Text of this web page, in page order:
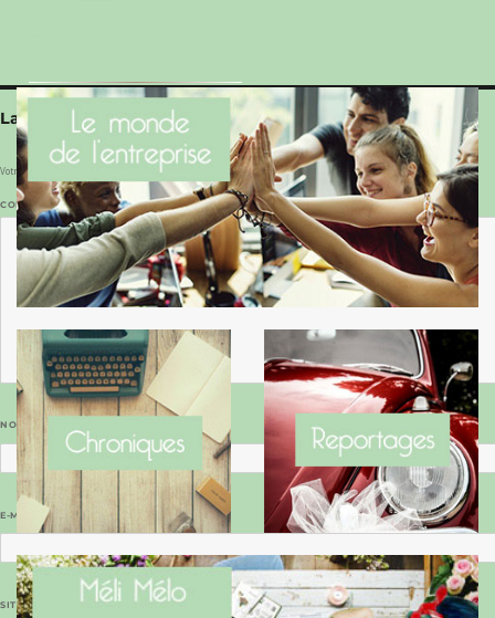
Laisser un commentaire
Votre adresse e-mail ne sera pas publiée. Les champs obligatoires sont indiqués avec*
COMMENTAIRE
NOM
E-MAIL
SITE WEB